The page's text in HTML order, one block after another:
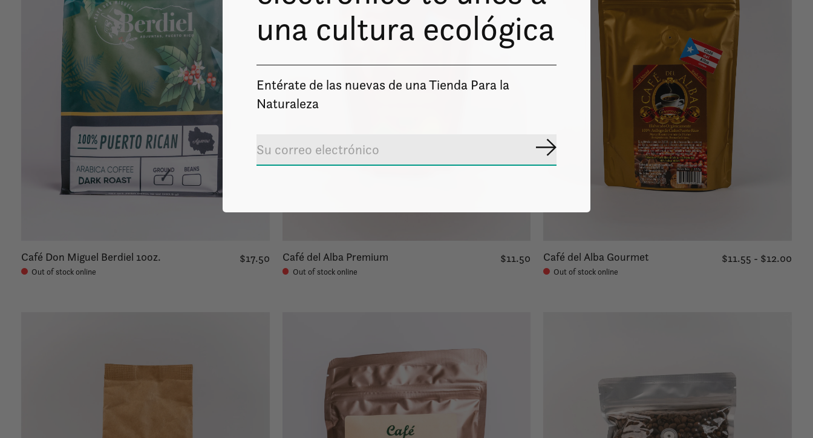
Café Don Miguel Berdiel 10oz.
Out of stock online
$17.50 Café del Alba Premium
Out of stock online
$11.50 Café del Alba Gourmet
Out of stock online
$11.55 - $12.00
una cultura ecológica
Entérate de las nuevas de una Tienda Para la
Naturaleza
Suscribirse